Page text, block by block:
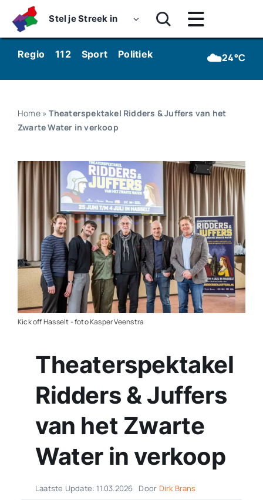
content
Stel je Streek in
Toggle
Navigatie
Home
Nieuws
Luister
Kijk
Over ons
Werken bij Streekomroep ‘De Werven’
Contact
Plaats je eigen nieuws
Regio 112 Sport Politiek Kunst & Cultuur
☁️24°C
Home»Theaterspektakel Ridders & Juffers van het
Zwarte Water in verkoop
Kick off Hasselt - foto Kasper Veenstra
Theaterspektakel
Ridders & Juffers
van het Zwarte
Water in verkoop
Laatste Update: 11.03.2026 Door Dirk Brans